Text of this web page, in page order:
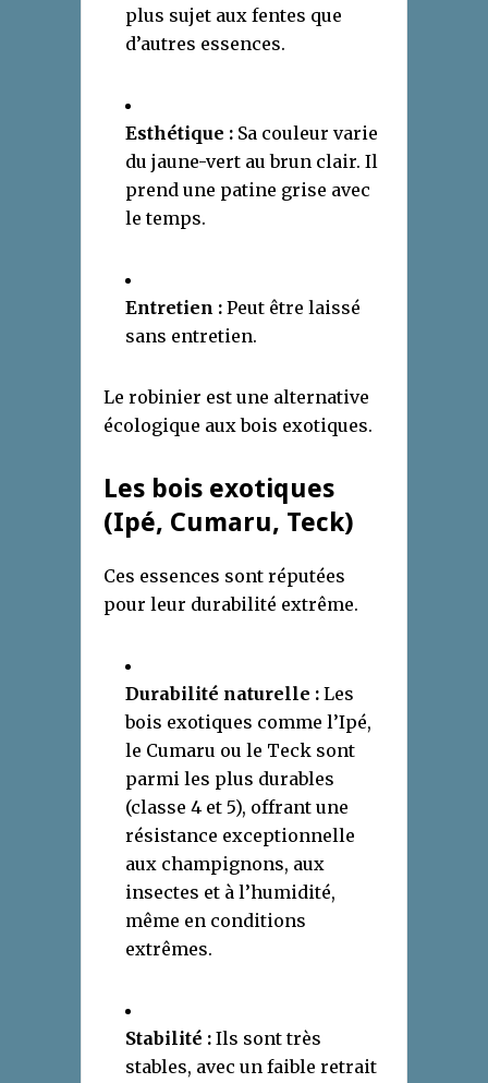
plus sujet aux fentes que
d’autres essences.
Esthétique : Sa couleur varie
du jaune-vert au brun clair. Il
prend une patine grise avec
le temps.
Entretien : Peut être laissé
sans entretien.
Le robinier est une alternative
écologique aux bois exotiques.
Les bois exotiques
(Ipé, Cumaru, Teck)
Ces essences sont réputées
pour leur durabilité extrême.
Durabilité naturelle : Les
bois exotiques comme l’Ipé,
le Cumaru ou le Teck sont
parmi les plus durables
(classe 4 et 5), offrant une
résistance exceptionnelle
aux champignons, aux
insectes et à l’humidité,
même en conditions
extrêmes.
Stabilité : Ils sont très
stables, avec un faible retrait